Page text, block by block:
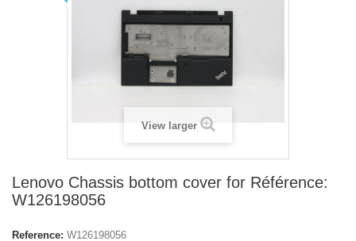
View larger
Lenovo Chassis bottom cover for Référence:
W126198056
Reference: W126198056